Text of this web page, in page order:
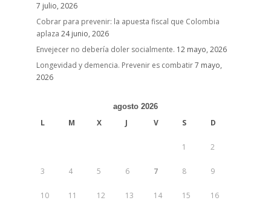
7 julio, 2026
Cobrar para prevenir: la apuesta fiscal que Colombia
aplaza 24 junio, 2026
Envejecer no debería doler socialmente. 12 mayo, 2026
Longevidad y demencia. Prevenir es combatir7 mayo,
2026
agosto 2026
L M X J V S D
1 2
3 4 5 6 7 8 9
10 11 12 13 14 15 16